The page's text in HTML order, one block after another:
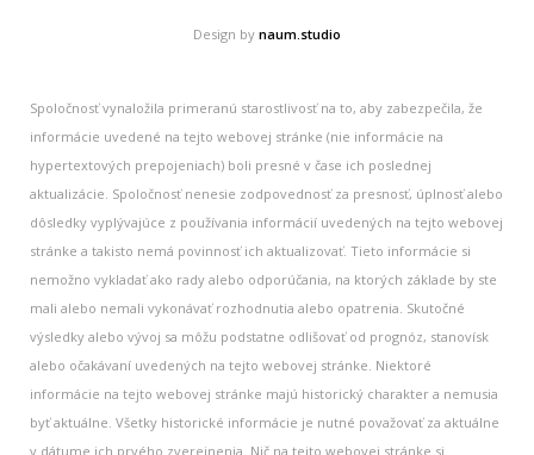
Design by naum.studio
Spoločnosť vynaložila primeranú starostlivosť na to, aby zabezpečila, že
informácie uvedené na tejto webovej stránke (nie informácie na
hypertextových prepojeniach) boli presné v čase ich poslednej
aktualizácie. Spoločnosť nenesie zodpovednosť za presnosť, úplnosť alebo
dôsledky vyplývajúce z používania informácií uvedených na tejto webovej
stránke a takisto nemá povinnosť ich aktualizovať. Tieto informácie si
nemožno vykladať ako rady alebo odporúčania, na ktorých základe by ste
mali alebo nemali vykonávať rozhodnutia alebo opatrenia. Skutočné
výsledky alebo vývoj sa môžu podstatne odlišovať od prognóz, stanovísk
alebo očakávaní uvedených na tejto webovej stránke. Niektoré
informácie na tejto webovej stránke majú historický charakter a nemusia
byť aktuálne. Všetky historické informácie je nutné považovať za aktuálne
v dátume ich prvého zverejnenia. Nič na tejto webovej stránke si